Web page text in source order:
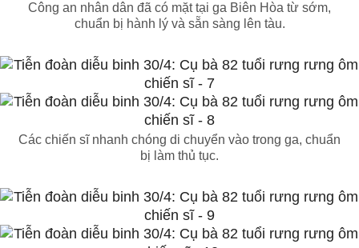
Công an nhân dân đã có mặt tại ga Biên Hòa từ sớm,
chuẩn bị hành lý và sẵn sàng lên tàu.
Các chiến sĩ nhanh chóng di chuyển vào trong ga, chuẩn
bị làm thủ tục.